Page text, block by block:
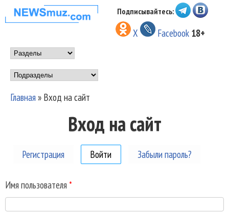
Перейти к основному
содержанию
НОВОСТИ
МУЗЫКИ И
ШОУ БИЗНЕСА
NEWSMUZ.COM
Подписывайтесь:
X Facebook 18+
Main menu
Подразделы
Вы здесь
Главная» Вход на сайт
Вход на сайт
Регистрация Войти (активная вкладка)
Забыли пароль?
Имя пользователя *